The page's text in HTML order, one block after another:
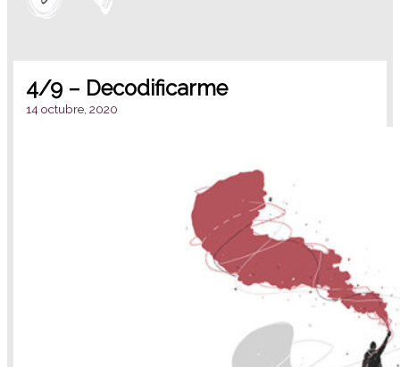
4/9 – Decodificarme
14 octubre, 2020